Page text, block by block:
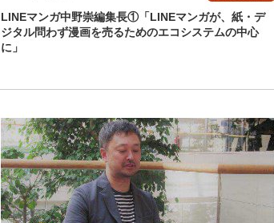
LINEマンガ中野崇編集長①「LINEマンガが、紙・デ
ジタル問わず漫画を売るためのエコシステムの中心
に」